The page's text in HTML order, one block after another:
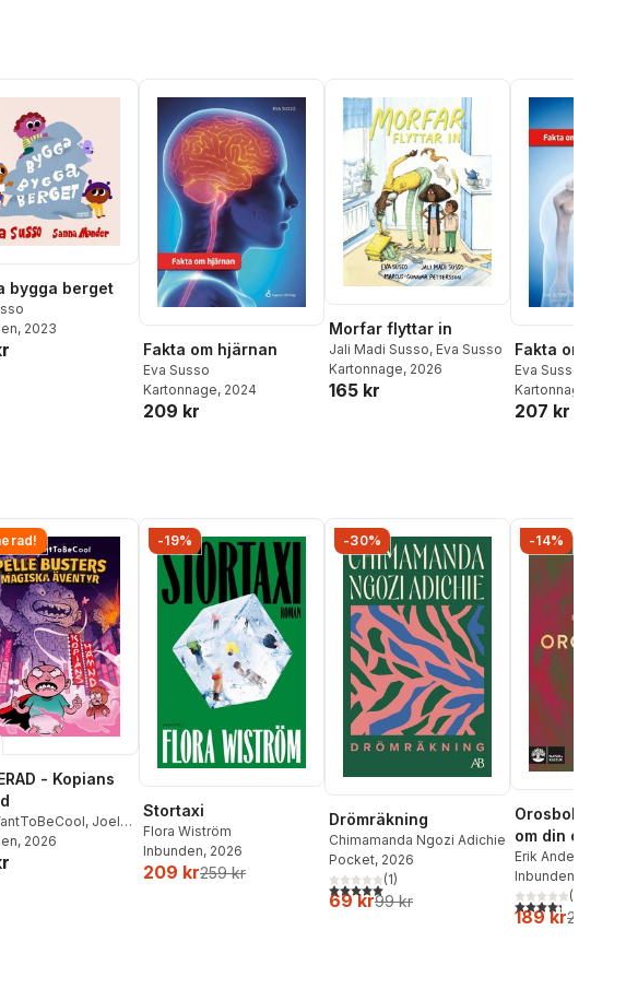
bygga berget
, 2023
Fakta om hjärnan
Eva Susso
Kartonnage, 2024
209 kr
Morfar flyttar in
Jali Madi Susso, Eva Susso
Kartonnage, 2026
165 kr
Fakta om
Eva Susso
Kartonnage
207 kr
- Kopians
, Joel
,Emil Ejdemo
Beer
, 2026
-19%
Stortaxi
Flora Wiström
Inbunden, 2026
209 kr259 kr
-30%
Drömräkning
Chimamanda Ngozi Adichie
Pocket, 2026
5,0utav 5 stjärnor. Totalt antal röster:
(1)
69 kr99 kr
-14%
Orosboken :
om din oro i
Erik Andersson
Wahlund
Inbunden
4,3utav 5(
189 kr219 kr